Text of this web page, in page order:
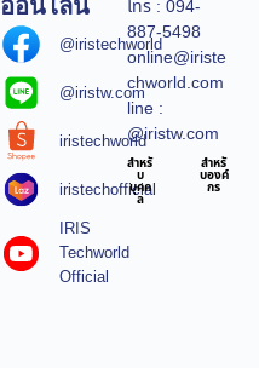
ออนไลน์
@iristechworld
@iristw.com
iristechworld
iristechofficial
IRIS
Techworld
Official
โทร : 094-
887-5498
online@iriste
chworld.com
line :
@iristw.com
สำหรั
บ
บุคค
ล
สำหรั
บองค์
กร